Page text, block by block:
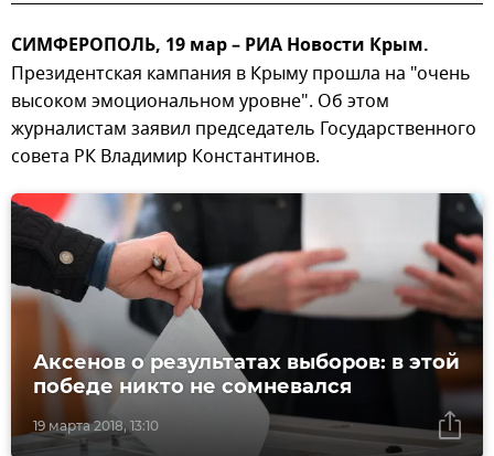
СИМФЕРОПОЛЬ, 19 мар – РИА Новости Крым.
Президентская кампания в Крыму прошла на "очень
высоком эмоциональном уровне". Об этом
журналистам заявил председатель Государственного
совета РК Владимир Константинов.
19 марта 2018, 13:10
Аксенов о результатах выборов: в этой
победе никто не сомневался